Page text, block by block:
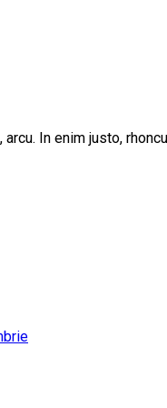
In enim justo,